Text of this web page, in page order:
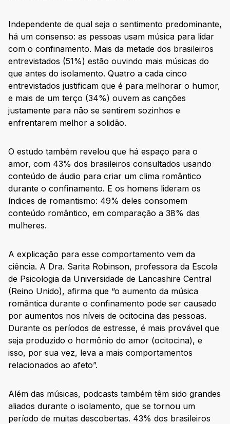
Independente de qual seja o sentimento predominante,
há um consenso: as pessoas usam música para lidar
com o confinamento. Mais da metade dos brasileiros
entrevistados (51%) estão ouvindo mais músicas do
que antes do isolamento. Quatro a cada cinco
entrevistados justificam que é para melhorar o humor,
e mais de um terço (34%) ouvem as canções
justamente para não se sentirem sozinhos e
enfrentarem melhor a solidão.
O estudo também revelou que há espaço para o
amor, com 43% dos brasileiros consultados usando
conteúdo de áudio para criar um clima romântico
durante o confinamento. E os homens lideram os
índices de romantismo: 49% deles consomem
conteúdo romântico, em comparação a 38% das
mulheres.
A explicação para esse comportamento vem da
ciência. A Dra. Sarita Robinson, professora da Escola
de Psicologia da Universidade de Lancashire Central
(Reino Unido), afirma que “o aumento da música
romântica durante o confinamento pode ser causado
por aumentos nos níveis de ocitocina das pessoas.
Durante os períodos de estresse, é mais provável que
seja produzido o hormônio do amor (ocitocina), e
isso, por sua vez, leva a mais comportamentos
relacionados ao afeto”.
Além das músicas, podcasts também têm sido grandes
aliados durante o isolamento, que se tornou um
período de muitas descobertas. 43% dos brasileiros